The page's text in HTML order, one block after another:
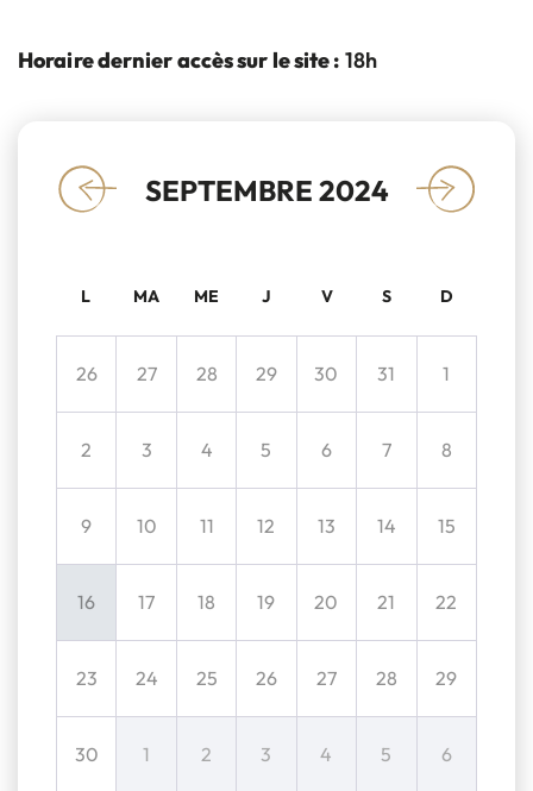
Horaire dernier accès sur le site : 18h
« SEPTEMBRE 2024 »
L MA ME J V S D
26 27 28 29 30 31 1
2 3 4 5 6 7 8
9 10 11 12 13 14 15
16 17 18 19 20 21 22
23 24 25 26 27 28 29
30 1 2 3 4 5 6